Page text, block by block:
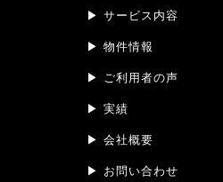
サービス内容
物件情報
ご利用者の声
実績
会社概要
お問い合わせ